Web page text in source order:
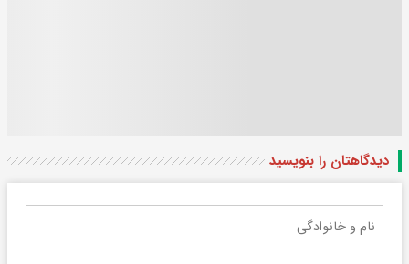
دیدگاهتان را بنویسید